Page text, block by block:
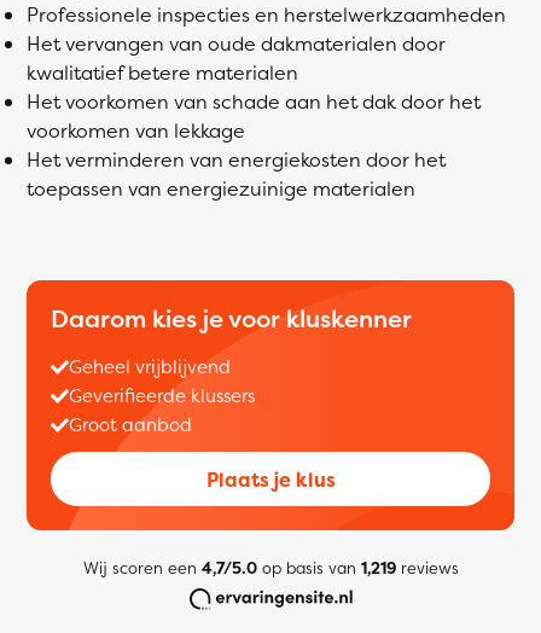
Professionele inspecties en herstelwerkzaamheden
Het vervangen van oude dakmaterialen door
kwalitatief betere materialen
Het voorkomen van schade aan het dak door het
voorkomen van lekkage
Het verminderen van energiekosten door het
toepassen van energiezuinige materialen
Daarom kies je voor kluskenner
Geheel vrijblijvend
Geverifieerde klussers
Groot aanbod
Plaats je klus
Wij scoren een 4,7/5.0op basis van 1,219reviews